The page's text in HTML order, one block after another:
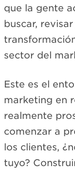
que la gente
buscar,
sector del
Este es el
marketing en
realmente
comenzar a
los clientes,
tuyo?